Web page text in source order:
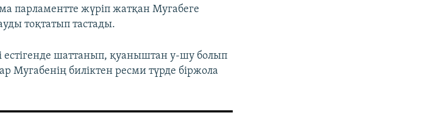
парламентте жүріп жатқан Мугабеге
тоқтатып тастады.
естігенде шаттанып, қуаныштан у-шу болып
Мугабенің биліктен ресми түрде біржола